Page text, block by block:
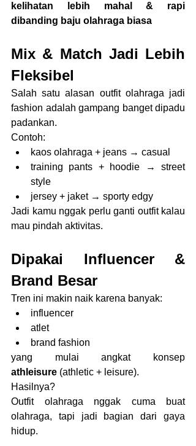
kelihatan lebih mahal & rapi
dibanding baju olahraga biasa
Mix & Match Jadi Lebih
Fleksibel
Salah satu alasan outfit olahraga jadi
fashion adalah gampang banget dipadu
padankan.
Contoh:
kaos olahraga + jeans → casual
training pants + hoodie → street
style
jersey + jaket → sporty edgy
Jadi kamu nggak perlu ganti outfit kalau
mau pindah aktivitas.
Dipakai Influencer &
Brand Besar
Tren ini makin naik karena banyak:
influencer
atlet
brand fashion
athleisure (athletic + leisure).
Hasilnya?
Outfit olahraga nggak cuma buat
olahraga, tapi jadi bagian dari gaya
hidup.